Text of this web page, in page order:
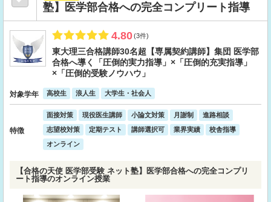
塾】医学部合格への完全コンプリート指導
4.80(3件)
東大理三合格講師30名超【専属契約講師】集団 医学部
合格へ導く「圧倒的実力指導」×「圧倒的充実指導」
×「圧倒的受験ノウハウ」
対象学年 高校生 浪人生 大学生・社会人
特徴
面接対策 現役医生講師 小論文対策 月謝制
進路相談
志望校対策
定期テスト 講師選択可 業界実績
校舎指導
オンライン
【合格の天使 医学部受験 ネット塾】医学部合格への完全コンプリ
ート指導のオンライン授業